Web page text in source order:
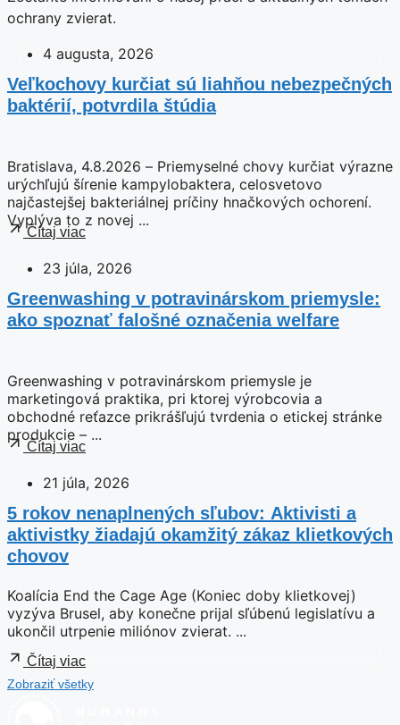
ochrany zvierat.
4 augusta, 2026
Veľkochovy kurčiat sú liahňou nebezpečných
baktérií, potvrdila štúdia
Bratislava, 4.8.2026 – Priemyselné chovy kurčiat výrazne
urýchľujú šírenie kampylobaktera, celosvetovo
najčastejšej bakteriálnej príčiny hnačkových ochorení.
Vyplýva to z novej ...
Čítaj viac
23 júla, 2026
Greenwashing v potravinárskom priemysle:
ako spoznať falošné označenia welfare
Greenwashing v potravinárskom priemysle je
marketingová praktika, pri ktorej výrobcovia a
obchodné reťazce prikrášľujú tvrdenia o etickej stránke
produkcie – ...
Čítaj viac
21 júla, 2026
5 rokov nenaplnených sľubov: Aktivisti a
aktivistky žiadajú okamžitý zákaz klietkových
chovov
Koalícia End the Cage Age (Koniec doby klietkovej)
vyzýva Brusel, aby konečne prijal sľúbenú legislatívu a
ukončil utrpenie miliónov zvierat. ...
Čítaj viac
Zobraziť všetky